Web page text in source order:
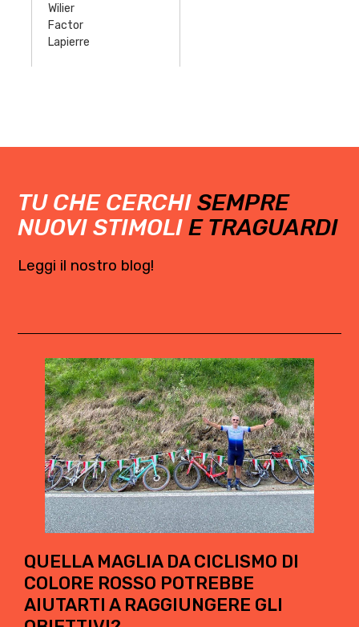
Wilier
Factor
Lapierre
TU CHE CERCHISEMPRE
NUOVI STIMOLIE TRAGUARDI
Leggi il nostro blog!
QUELLA MAGLIA DA CICLISMO DI
COLORE ROSSO POTREBBE
AIUTARTI A RAGGIUNGERE GLI